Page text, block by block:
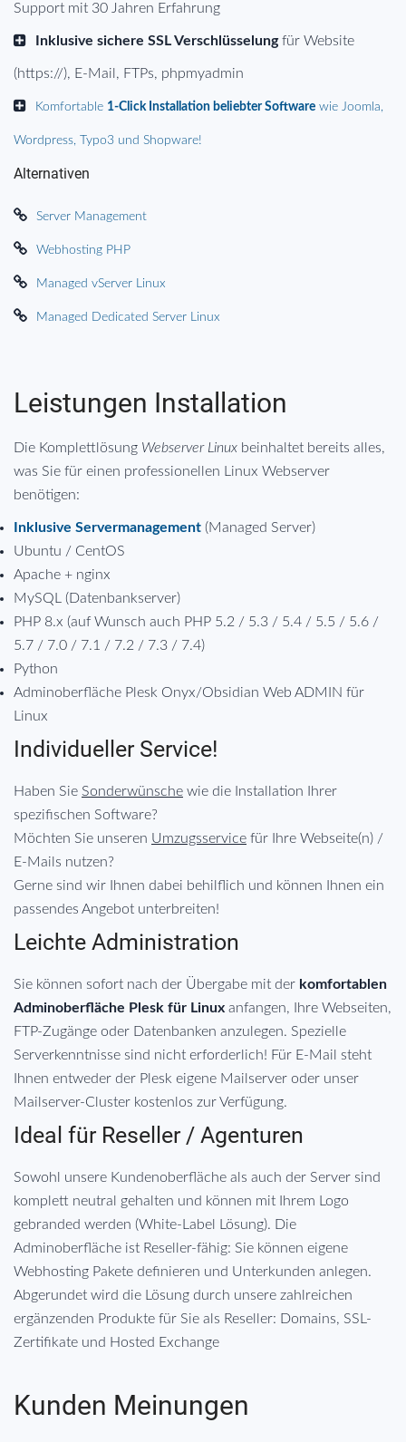
Support mit 30 Jahren Erfahrung
Inklusive sichere SSL Verschlüsselungfür Website
(https://), E-Mail, FTPs, phpmyadmin
Komfortable 1-Click Installation beliebter Software wie Joomla,
Wordpress, Typo3 und Shopware!
Alternativen
Server Management
Webhosting PHP
Managed vServer Linux
Managed Dedicated Server Linux
Leistungen Installation
Die Komplettlösung Webserver Linux beinhaltet bereits alles,
was Sie für einen professionellen Linux Webserver
benötigen:
Inklusive Servermanagement (Managed Server)
Ubuntu / CentOS
Apache + nginx
MySQL (Datenbankserver)
PHP 8.x (auf Wunsch auch PHP 5.2 / 5.3 / 5.4 / 5.5 / 5.6 /
5.7 / 7.0 / 7.1 / 7.2 / 7.3 / 7.4)
Python
Adminoberfläche Plesk Onyx/Obsidian Web ADMIN für
Linux
Individueller Service!
Haben Sie Sonderwünsche wie die Installation Ihrer
spezifischen Software?
Möchten Sie unseren Umzugsservice für Ihre Webseite(n) /
E-Mails nutzen?
Gerne sind wir Ihnen dabei behilflich und können Ihnen ein
passendes Angebot unterbreiten!
Leichte Administration
Sie können sofort nach der Übergabe mit der komfortablen
Adminoberfläche Plesk für Linux anfangen, Ihre Webseiten,
FTP-Zugänge oder Datenbanken anzulegen. Spezielle
Serverkenntnisse sind nicht erforderlich! Für E-Mail steht
Ihnen entweder der Plesk eigene Mailserver oder unser
Mailserver-Cluster kostenlos zur Verfügung.
Ideal für Reseller / Agenturen
Sowohl unsere Kundenoberfläche als auch der Server sind
komplett neutral gehalten und können mit Ihrem Logo
gebranded werden (White-Label Lösung). Die
Adminoberfläche ist Reseller-fähig: Sie können eigene
Webhosting Pakete definieren und Unterkunden anlegen.
Abgerundet wird die Lösung durch unsere zahlreichen
ergänzenden Produkte für Sie als Reseller: Domains, SSL-
Zertifikate und Hosted Exchange
Kunden Meinungen